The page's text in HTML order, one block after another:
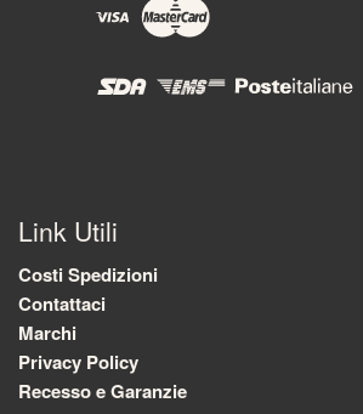
Link Utili
Costi Spedizioni
Contattaci
Marchi
Privacy Policy
Recesso e Garanzie